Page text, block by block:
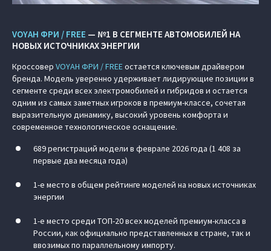
VOYAH ФРИ / FREE — №1 В СЕГМЕНТЕ АВТОМОБИЛЕЙ НА
НОВЫХ ИСТОЧНИКАХ ЭНЕРГИИ
Кроссовер VOYAH ФРИ / FREEостается ключевым драйвером
бренда. Модель уверенно удерживает лидирующие позиции в
сегменте среди всех электромобилей и гибридов и остается
одним из самых заметных игроков в премиум-классе, сочетая
выразительную динамику, высокий уровень комфорта и
современное технологическое оснащение.
689 регистраций модели в феврале 2026 года (1 408 за
первые два месяца года)
1-е место в общем рейтинге моделей на новых источниках
энергии
1-е место среди ТОП-20 всех моделей премиум-класса в
России, как официально представленных в стране, так и
ввозимых по параллельному импорту.